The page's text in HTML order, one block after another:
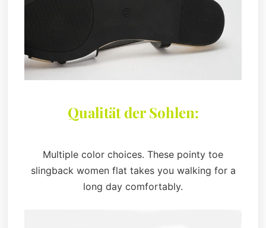
Qualität der Sohlen:
Multiple color choices. These pointy toe
slingback women flat takes you walking for a
long day comfortably.